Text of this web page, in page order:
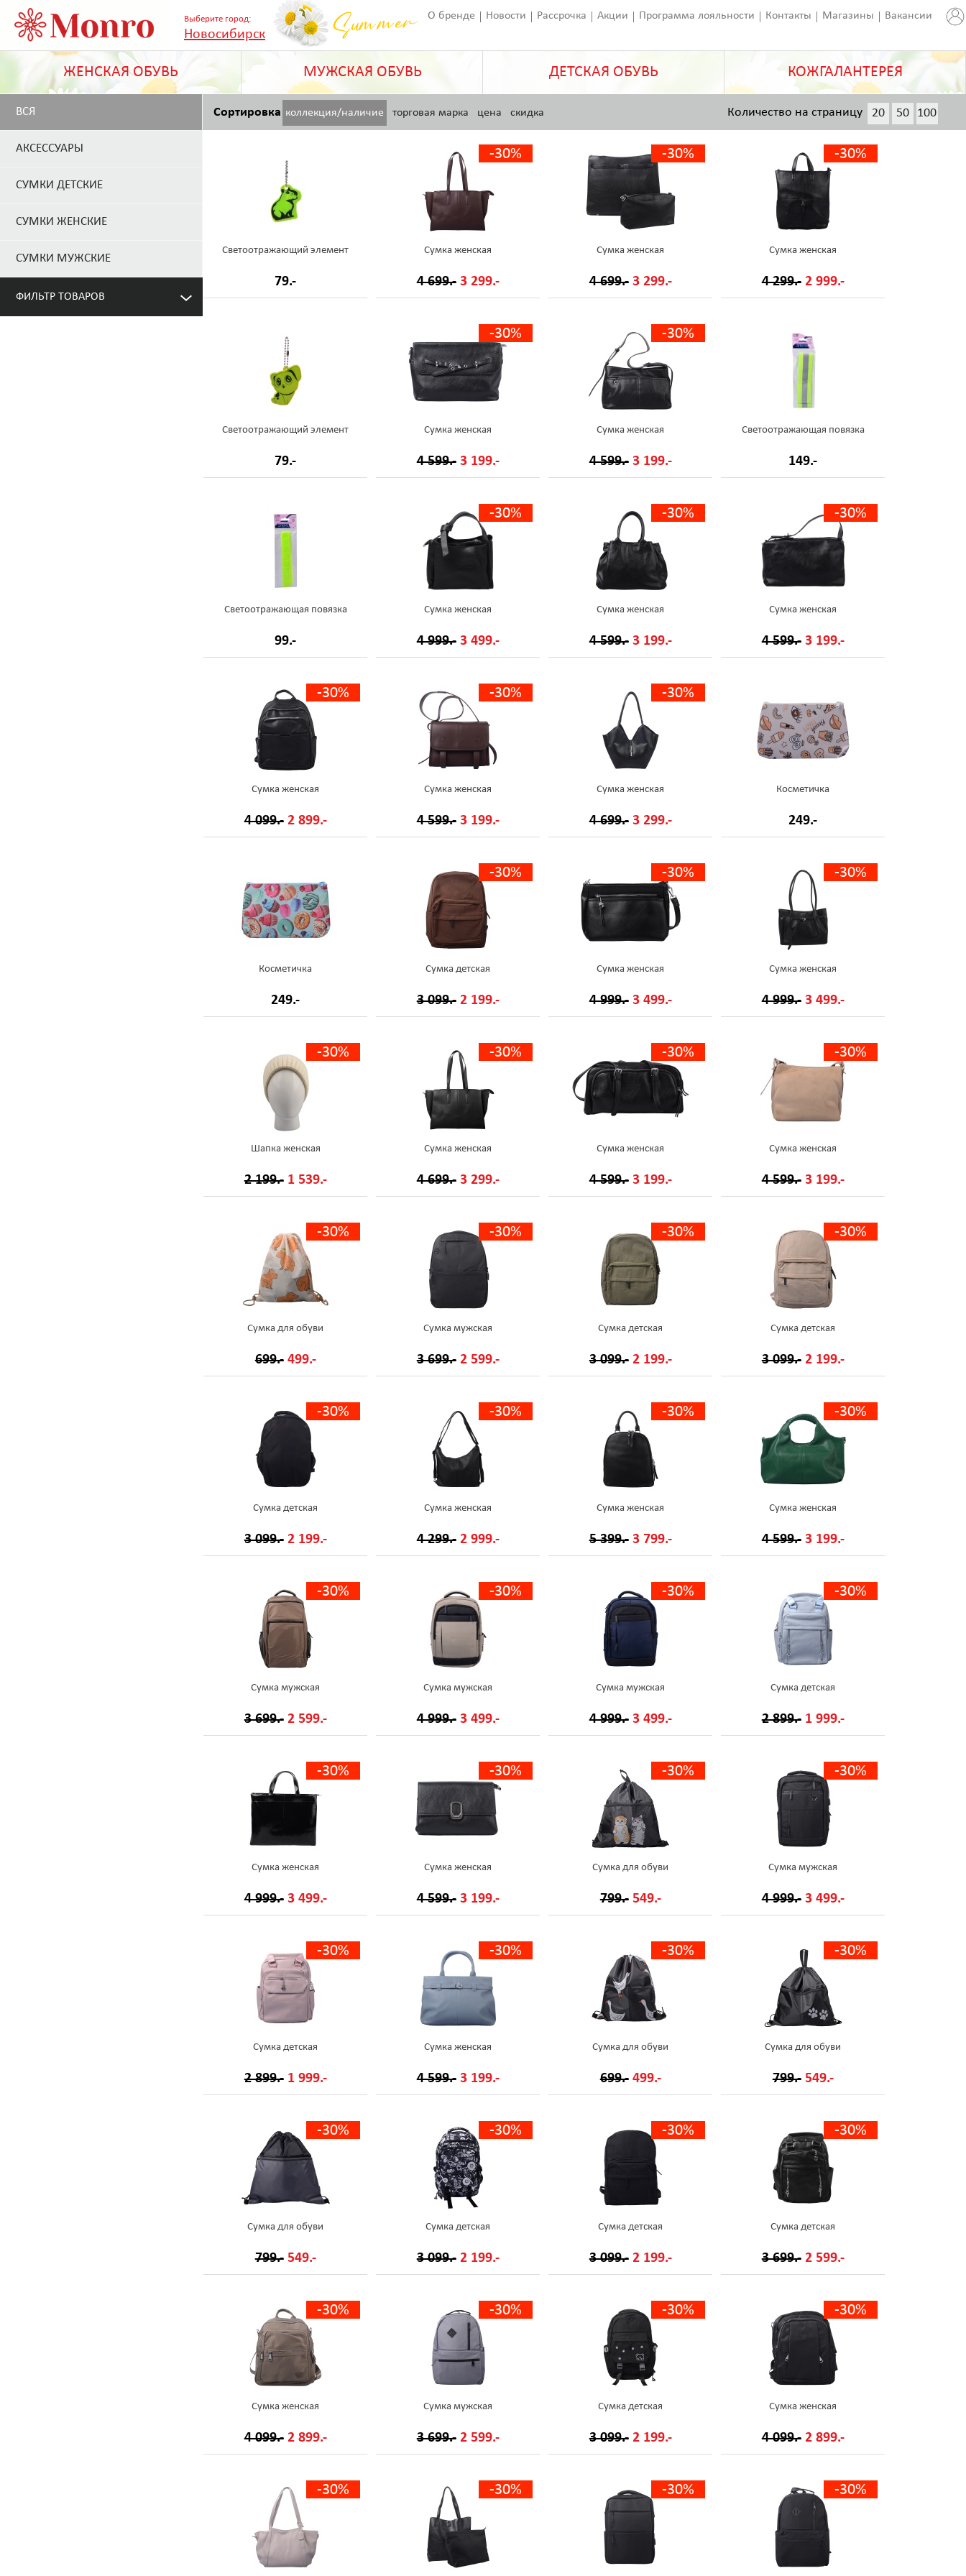
Выберите город:
Новосибирск
О бренде Новости Рассрочка Акции Программа лояльности Контакты Магазины Вакансии
ЖЕНСКАЯ ОБУВЬ МУЖСКАЯ ОБУВЬ ДЕТСКАЯ ОБУВЬ КОЖГАЛАНТЕРЕЯ
ВСЯ
АКСЕССУАРЫ
СУМКИ ДЕТСКИЕ
СУМКИ ЖЕНСКИЕ
СУМКИ МУЖСКИЕ
ФИЛЬТР ТОВАРОВ
Сортировка коллекция/наличие торговая марка цена скидка 20 50 100
200
Количество на страницу
Светоотражающий элемент
79.-
-30%
Сумка женская
4 699.- 3 299.-
-30%
Сумка женская
4 699.- 3 299.-
-30%
Сумка женская
4 299.- 2 999.-
Светоотражающий элемент
79.-
-30%
Сумка женская
4 599.- 3 199.-
-30%
Сумка женская
4 599.- 3 199.-
Светоотражающая повязка
149.-
Светоотражающая повязка
99.-
-30%
Сумка женская
4 999.- 3 499.-
-30%
Сумка женская
4 599.- 3 199.-
-30%
Сумка женская
4 599.- 3 199.-
-30%
Сумка женская
4 099.- 2 899.-
-30%
Сумка женская
4 599.- 3 199.-
-30%
Сумка женская
4 699.- 3 299.-
Косметичка
249.-
Косметичка
249.-
-30%
Сумка детская
3 099.- 2 199.-
-30%
Сумка женская
4 999.- 3 499.-
-30%
Сумка женская
4 999.- 3 499.-
-30%
Шапка женская
2 199.- 1 539.-
-30%
Сумка женская
4 699.- 3 299.-
-30%
Сумка женская
4 599.- 3 199.-
-30%
Сумка женская
4 599.- 3 199.-
-30%
Сумка для обуви
699.- 499.-
-30%
Сумка мужская
3 699.- 2 599.-
-30%
Сумка детская
3 099.- 2 199.-
-30%
Сумка детская
3 099.- 2 199.-
-30%
Сумка детская
3 099.- 2 199.-
-30%
Сумка женская
4 299.- 2 999.-
-30%
Сумка женская
5 399.- 3 799.-
-30%
Сумка женская
4 599.- 3 199.-
-30%
Сумка мужская
3 699.- 2 599.-
-30%
Сумка мужская
4 999.- 3 499.-
-30%
Сумка мужская
4 999.- 3 499.-
-30%
Сумка детская
2 899.- 1 999.-
-30%
Сумка женская
4 999.- 3 499.-
-30%
Сумка женская
4 599.- 3 199.-
-30%
Сумка для обуви
799.- 549.-
-30%
Сумка мужская
4 999.- 3 499.-
-30%
Сумка детская
2 899.- 1 999.-
-30%
Сумка женская
4 599.- 3 199.-
-30%
Сумка для обуви
699.- 499.-
-30%
Сумка для обуви
799.- 549.-
-30%
Сумка для обуви
799.- 549.-
-30%
Сумка детская
3 099.- 2 199.-
-30%
Сумка детская
3 099.- 2 199.-
-30%
Сумка детская
3 699.- 2 599.-
-30%
Сумка женская
4 099.- 2 899.-
-30%
Сумка мужская
3 699.- 2 599.-
-30%
Сумка детская
3 099.- 2 199.-
-30%
Сумка женская
4 099.- 2 899.-
-30% -30% -30% -30%